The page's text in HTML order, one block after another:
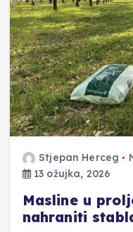
Stjepan Herceg
13 ožujka, 2026
Masline u
nahraniti